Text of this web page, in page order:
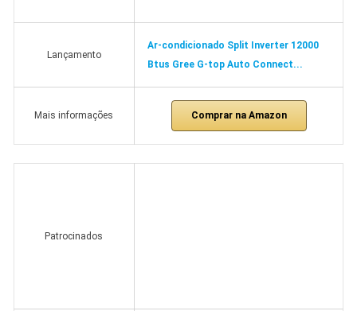
Lançamento
Ar-condicionado Split Inverter 12000
Btus Gree G-top Auto Connect...
Mais informações Comprar na Amazon
Patrocinados